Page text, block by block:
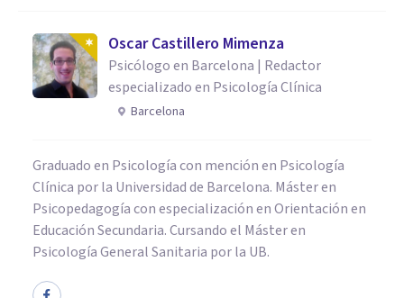
Oscar Castillero Mimenza
Psicólogo en Barcelona | Redactor
especializado en Psicología Clínica
Barcelona
Graduado en Psicología con mención en Psicología
Clínica por la Universidad de Barcelona. Máster en
Psicopedagogía con especialización en Orientación en
Educación Secundaria. Cursando el Máster en
Psicología General Sanitaria por la UB.